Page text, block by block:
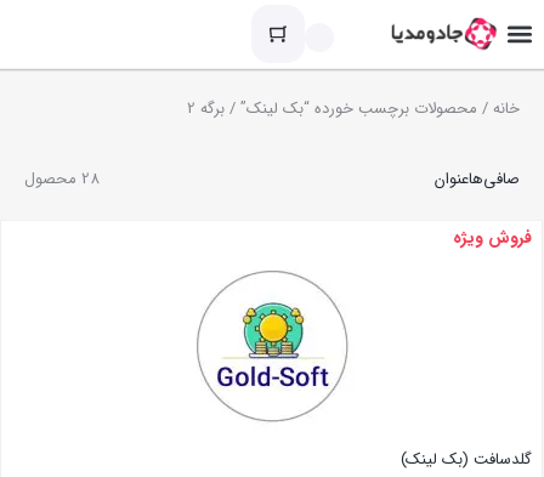
خانه/ محصولات برچسب خورده “بک لینک”/ برگه 2
28 محصول صافی‌هاعنوان
فروش ویژه
گلد‌سافت (بک لینک)